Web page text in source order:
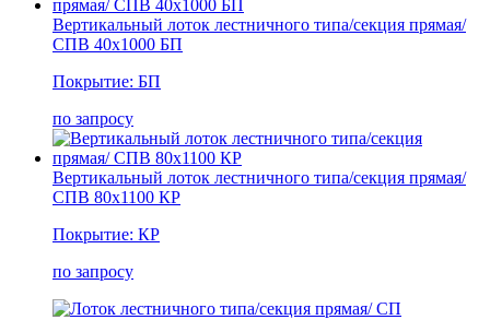
Вертикальный лоток лестничного типа/секция прямая/
СПВ 40х1000 БП
Покрытие: БП
по запросу
Вертикальный лоток лестничного типа/секция прямая/
СПВ 80х1100 КР
Покрытие: КР
по запросу